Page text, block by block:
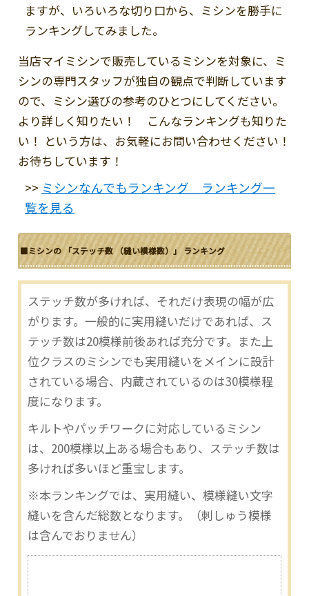
ますが、いろいろな切り口から、ミシンを勝手に
ランキングしてみました。
当店マイミシンで販売しているミシンを対象に、ミ
シンの専門スタッフが独自の観点で判断しています
ので、ミシン選びの参考のひとつにしてください。
より詳しく知りたい！ こんなランキングも知りた
い！ という方は、お気軽にお問い合わせください！
お待ちしています！
>> ミシンなんでもランキング ランキング一
覧を見る
■ミシンの 「ステッチ数 （縫い模様数）」 ランキング
ステッチ数が多ければ、それだけ表現の幅が広
がります。一般的に実用縫いだけであれば、ス
テッチ数は20模様前後あれば充分です。また上
位クラスのミシンでも実用縫いをメインに設計
されている場合、内蔵されているのは30模様程
度になります。
キルトやパッチワークに対応しているミシン
は、200模様以上ある場合もあり、ステッチ数は
多ければ多いほど重宝します。
※本ランキングでは、実用縫い、模様縫い文字
縫いを含んだ総数となります。（刺しゅう模様
は含んでおりません）